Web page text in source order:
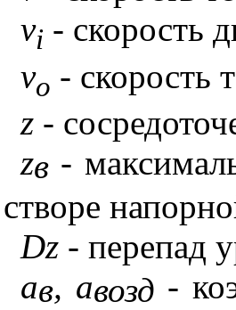
vi - скорость
vo - скорость
z -
zв-
створе
Dz - перепад
aв, aвозд -